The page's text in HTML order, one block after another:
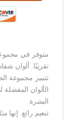
متوفر في
تقريبًا. ألوان
تتميز مجموعة
الألوان
البشرة
تنعيم رائع. إنها